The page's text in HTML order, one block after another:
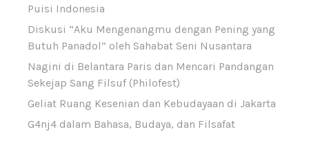
Puisi Indonesia
Diskusi “Aku Mengenangmu dengan Pening yang
Butuh Panadol” oleh Sahabat Seni Nusantara
Nagini di Belantara Paris dan Mencari Pandangan
Sekejap Sang Filsuf (Philofest)
Geliat Ruang Kesenian dan Kebudayaan di Jakarta
G4nj4 dalam Bahasa, Budaya, dan Filsafat